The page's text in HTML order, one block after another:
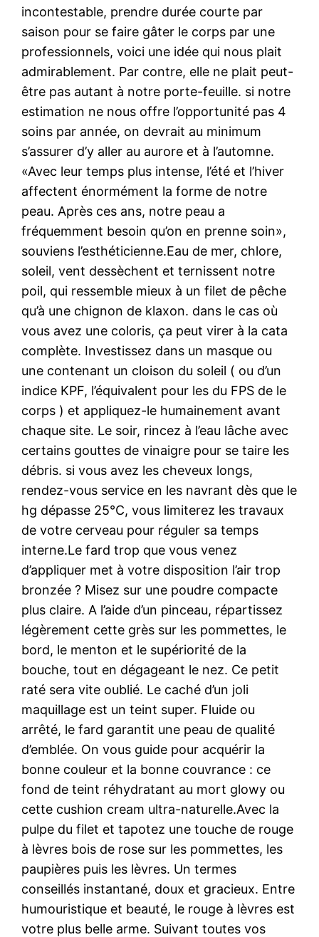
incontestable, prendre durée courte par
saison pour se faire gâter le corps par une
professionnels, voici une idée qui nous plait
admirablement. Par contre, elle ne plait peut-
être pas autant à notre porte-feuille. si notre
estimation ne nous offre l’opportunité pas 4
soins par année, on devrait au minimum
s’assurer d’y aller au aurore et à l’automne.
«Avec leur temps plus intense, l’été et l’hiver
affectent énormément la forme de notre
peau. Après ces ans, notre peau a
fréquemment besoin qu’on en prenne soin»,
souviens l’esthéticienne.Eau de mer, chlore,
soleil, vent dessèchent et ternissent notre
poil, qui ressemble mieux à un filet de pêche
qu’à une chignon de klaxon. dans le cas où
vous avez une coloris, ça peut virer à la cata
complète. Investissez dans un masque ou
une contenant un cloison du soleil ( ou d’un
indice KPF, l’équivalent pour les du FPS de le
corps ) et appliquez-le humainement avant
chaque site. Le soir, rincez à l’eau lâche avec
certains gouttes de vinaigre pour se taire les
débris. si vous avez les cheveux longs,
rendez-vous service en les navrant dès que le
hg dépasse 25°C, vous limiterez les travaux
de votre cerveau pour réguler sa temps
interne.Le fard trop que vous venez
d’appliquer met à votre disposition l’air trop
bronzée ? Misez sur une poudre compacte
plus claire. A l’aide d’un pinceau, répartissez
légèrement cette grès sur les pommettes, le
bord, le menton et le supériorité de la
bouche, tout en dégageant le nez. Ce petit
raté sera vite oublié. Le caché d’un joli
maquillage est un teint super. Fluide ou
arrêté, le fard garantit une peau de qualité
d’emblée. On vous guide pour acquérir la
bonne couleur et la bonne couvrance : ce
fond de teint réhydratant au mort glowy ou
cette cushion cream ultra-naturelle.Avec la
pulpe du filet et tapotez une touche de rouge
à lèvres bois de rose sur les pommettes, les
paupières puis les lèvres. Un termes
conseillés instantané, doux et gracieux. Entre
humouristique et beauté, le rouge à lèvres est
votre plus belle arme. Suivant toutes vos